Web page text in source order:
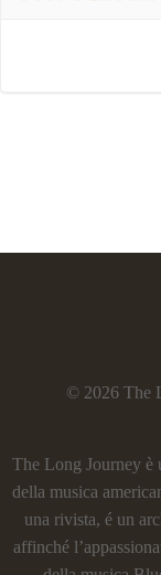
© 2026 The
The Long Journey è
della musica
una rivista, é un
affinché